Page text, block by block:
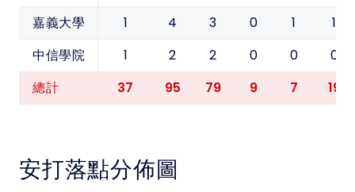
嘉義大學 1 4 3 0 1 1
中信學院 1 2 2 0 0 0
總計 37 95 79 9 7 19
安打落點分佈圖